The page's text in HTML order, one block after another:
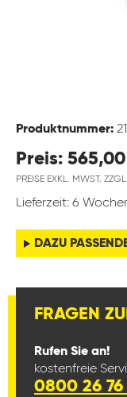
Produktnummer:
Preis:
PREISE EXKL. MWST.
Lieferzeit: 6
DAZU
FRAGEN
Rufen Sie an!
kostenfreie
0800 26 76